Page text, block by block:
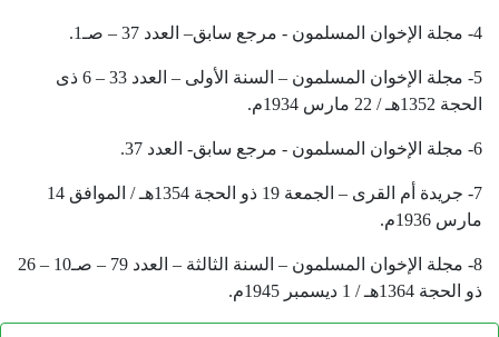
4- مجلة الإخوان المسلمون - مرجع سابق– العدد 37 – صـ1.
5- مجلة الإخوان المسلمون
– السنة الأولى – العدد 33 – 6 ذى
الحجة 1352هـ / 22
مارس 1934م .
6- مجلة الإخوان المسلمون - مرجع سابق- العدد 37.
7- جريدة أم القرى – الجمعة 19 ذو الحجة 1354هـ / الموافق 14
مارس 1936م .
8- مجلة الإخوان المسلمون
– السنة الثالثة – العدد 79 – صـ10 – 26
ذو الحجة 1364هـ / 1
ديسمبر 1945م .